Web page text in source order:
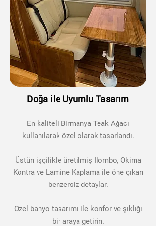
Doğa ile Uyumlu Tasarım
En kaliteli Birmanya Teak Ağacı
kullanılarak özel olarak tasarlandı.
Üstün işçilikle üretilmiş Ilombo, Okima
Kontra ve Lamine Kaplama ile öne çıkan
benzersiz detaylar.
Özel banyo tasarımı ile konfor ve şıklığı
bir araya getirin.